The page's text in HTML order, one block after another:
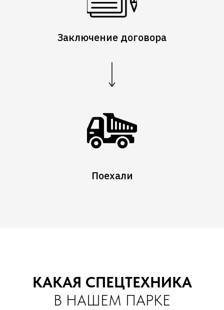
Заключение договора
Поехали
КАКАЯ СПЕЦТЕХНИКА
В НАШЕМ ПАРКЕ